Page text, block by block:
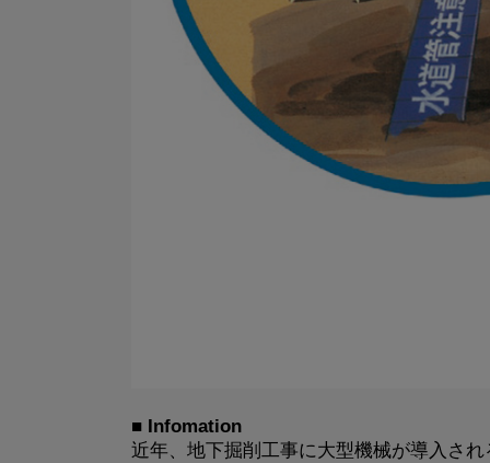
■ Infomation
近年、地下掘削工事に大型機械が導入さ